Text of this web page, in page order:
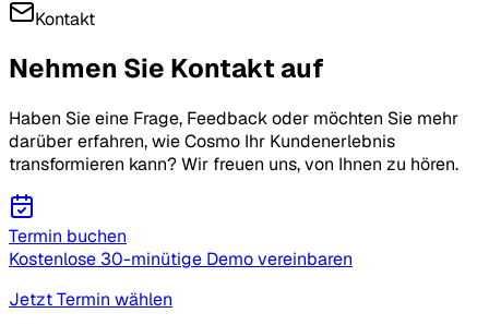
Kontakt
Nehmen Sie Kontakt auf
Haben Sie eine Frage, Feedback oder möchten Sie mehr
darüber erfahren, wie Cosmo Ihr Kundenerlebnis
transformieren kann? Wir freuen uns, von Ihnen zu hören.
Termin buchen
Kostenlose 30-minütige Demo vereinbaren
Jetzt Termin wählen